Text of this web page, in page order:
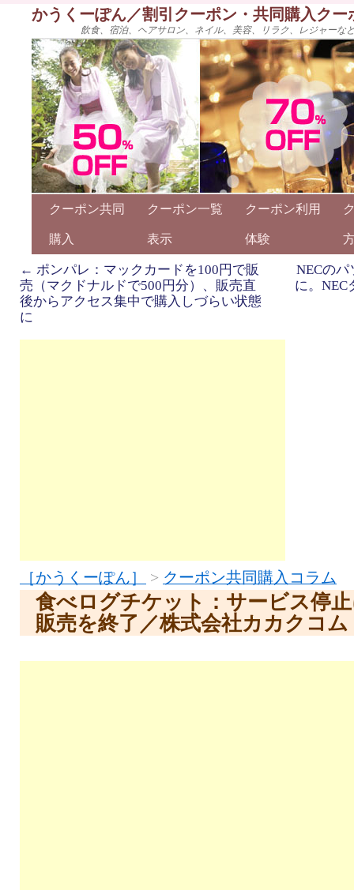
かうくーぽん／割引クーポン・共同購入ク
飲食、宿泊、ヘアサロン、ネイル、美容、リラク、レジャー
クーポン共同
購入
クーポン一覧
表示
クーポン利用
体験
← ポンパレ：マックカードを100円で販
売（マクドナルドで500円分）、販売直
後からアクセス集中で購入しづらい状態
に
NECの
に。NEC
［かうくーぽん］ > クーポン共同購入コラム
食べログチケット：サービス停
販売を終了／株式会社カカクコム